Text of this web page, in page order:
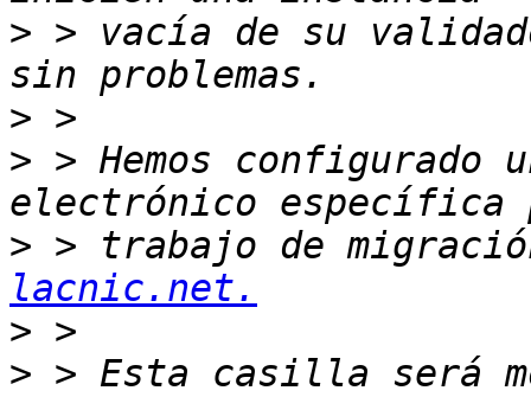
> > vacía de su
>
> > Hemos
> > trabajo de
lacnic.net.
>
> > Esta casilla será